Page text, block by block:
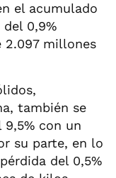
el acumulado
0,9%
2.097 millones
también se
con un
su parte, en lo
del 0,5%